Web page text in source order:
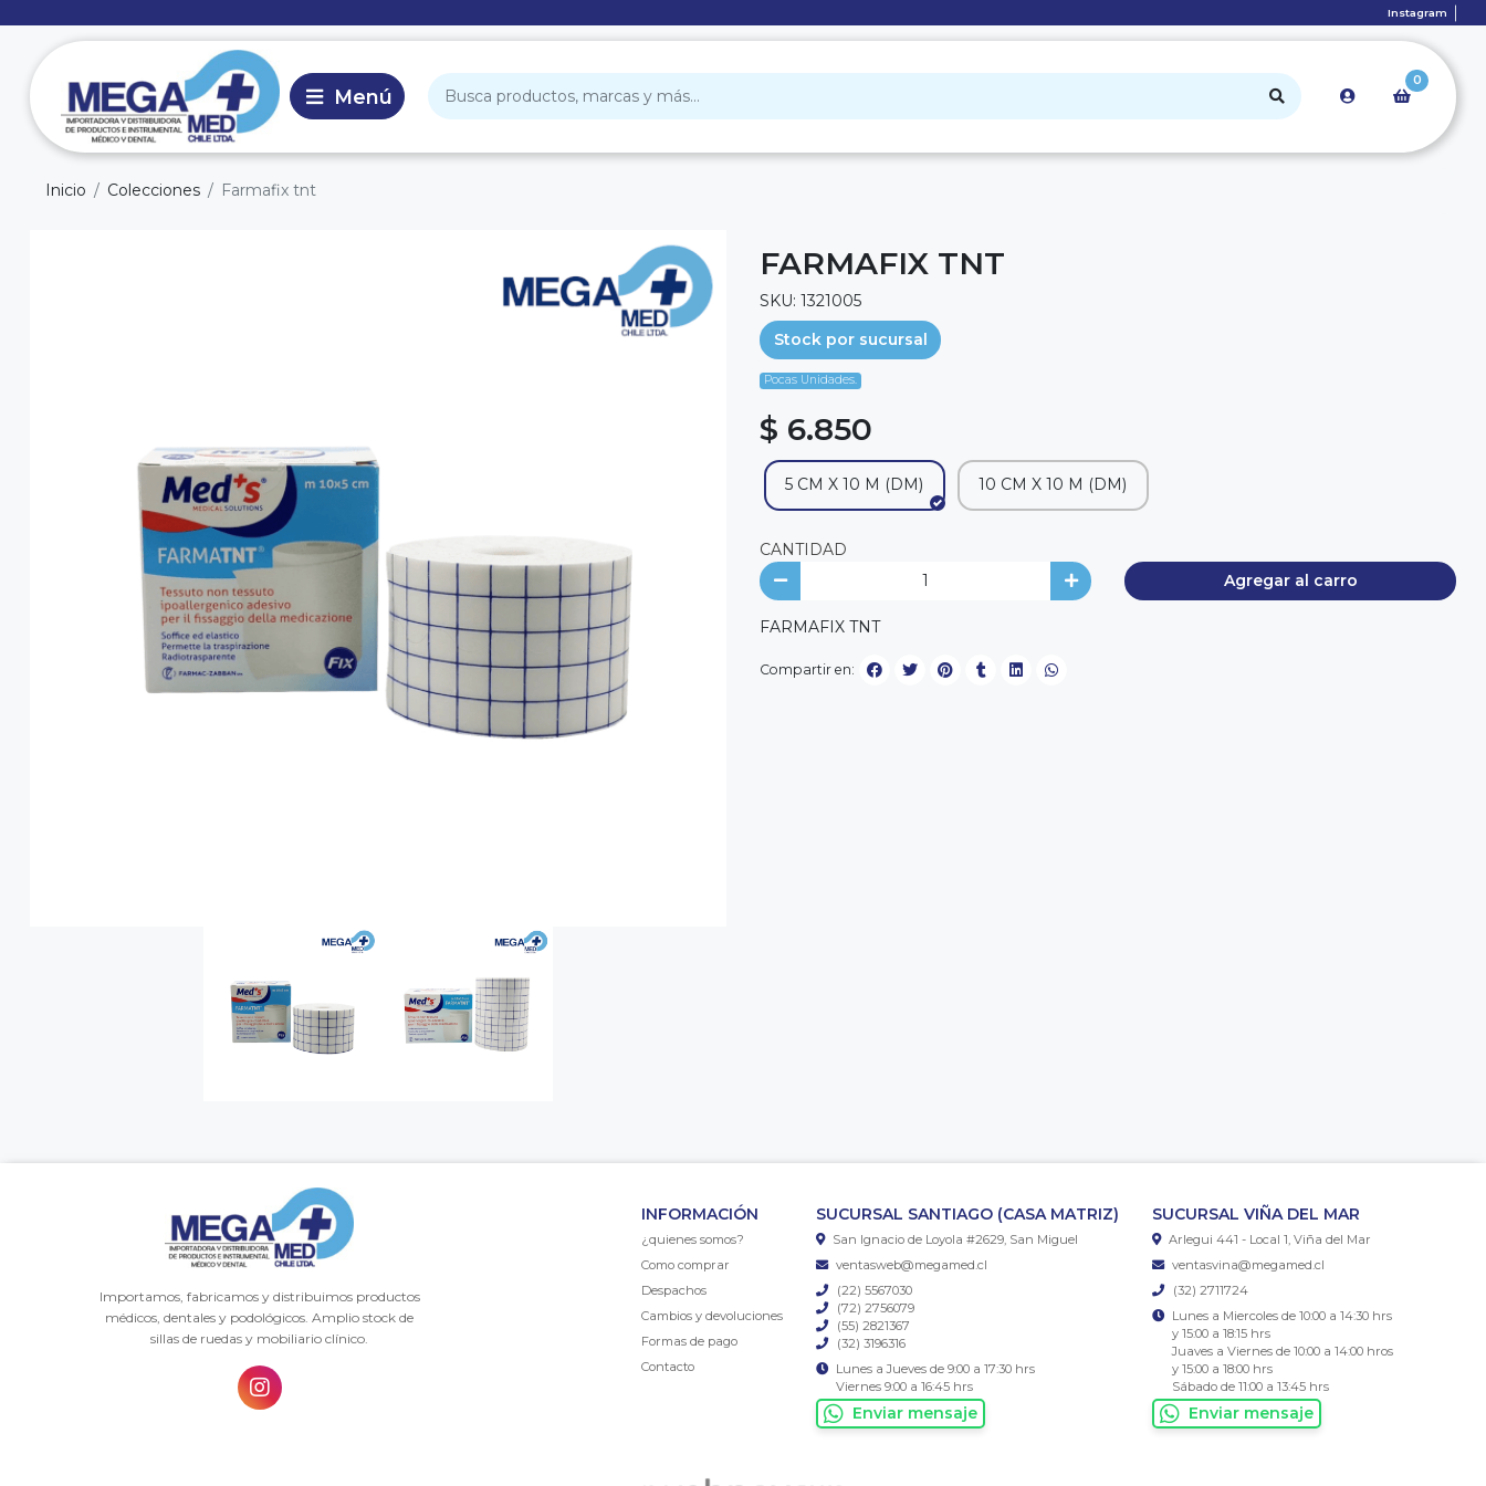
Instagram
0
Inicio Colecciones Farmafix tnt
FARMAFIX TNT
SKU: 1321005
Stock por sucursal
Pocas Unidades.
$ 6.850
5 CM X 10 M (DM) 10 CM X 10 M (DM)
CANTIDAD
Agregar al carro
FARMAFIX TNT
Compartir en:
Importamos, fabricamos y distribuimos productos
médicos, dentales y podológicos. Amplio stock de
sillas de ruedas y mobiliario clínico.
INFORMACIÓN
¿quienes somos?
Como comprar
Despachos
Cambios y devoluciones
Formas de pago
Contacto
SUCURSAL SANTIAGO (CASA MATRIZ)
San Ignacio de Loyola #2629, San Miguel
ventasweb@megamed.cl
(22) 5567030
(72) 2756079
(55) 2821367
(32) 3196316
Lunes a Jueves de 9:00 a 17:30 hrs
Viernes 9:00 a 16:45 hrs
Enviar mensaje
SUCURSAL VIÑA DEL MAR
Arlegui 441 - Local 1, Viña del Mar
ventasvina@megamed.cl
(32) 2711724
Lunes a Miercoles de 10:00 a 14:30 hrs
y 15:00 a 18:15 hrs
Juaves a Viernes de 10:00 a 14:00 hros
y 15:00 a 18:00 hrs
Sábado de 11:00 a 13:45 hrs
Enviar mensaje